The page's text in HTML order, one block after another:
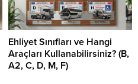
Ehliyet Sınıfları ve Hangi
Araçları Kullanabilirsiniz? (B,
A2, C, D, M, F)